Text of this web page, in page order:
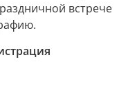
встрече